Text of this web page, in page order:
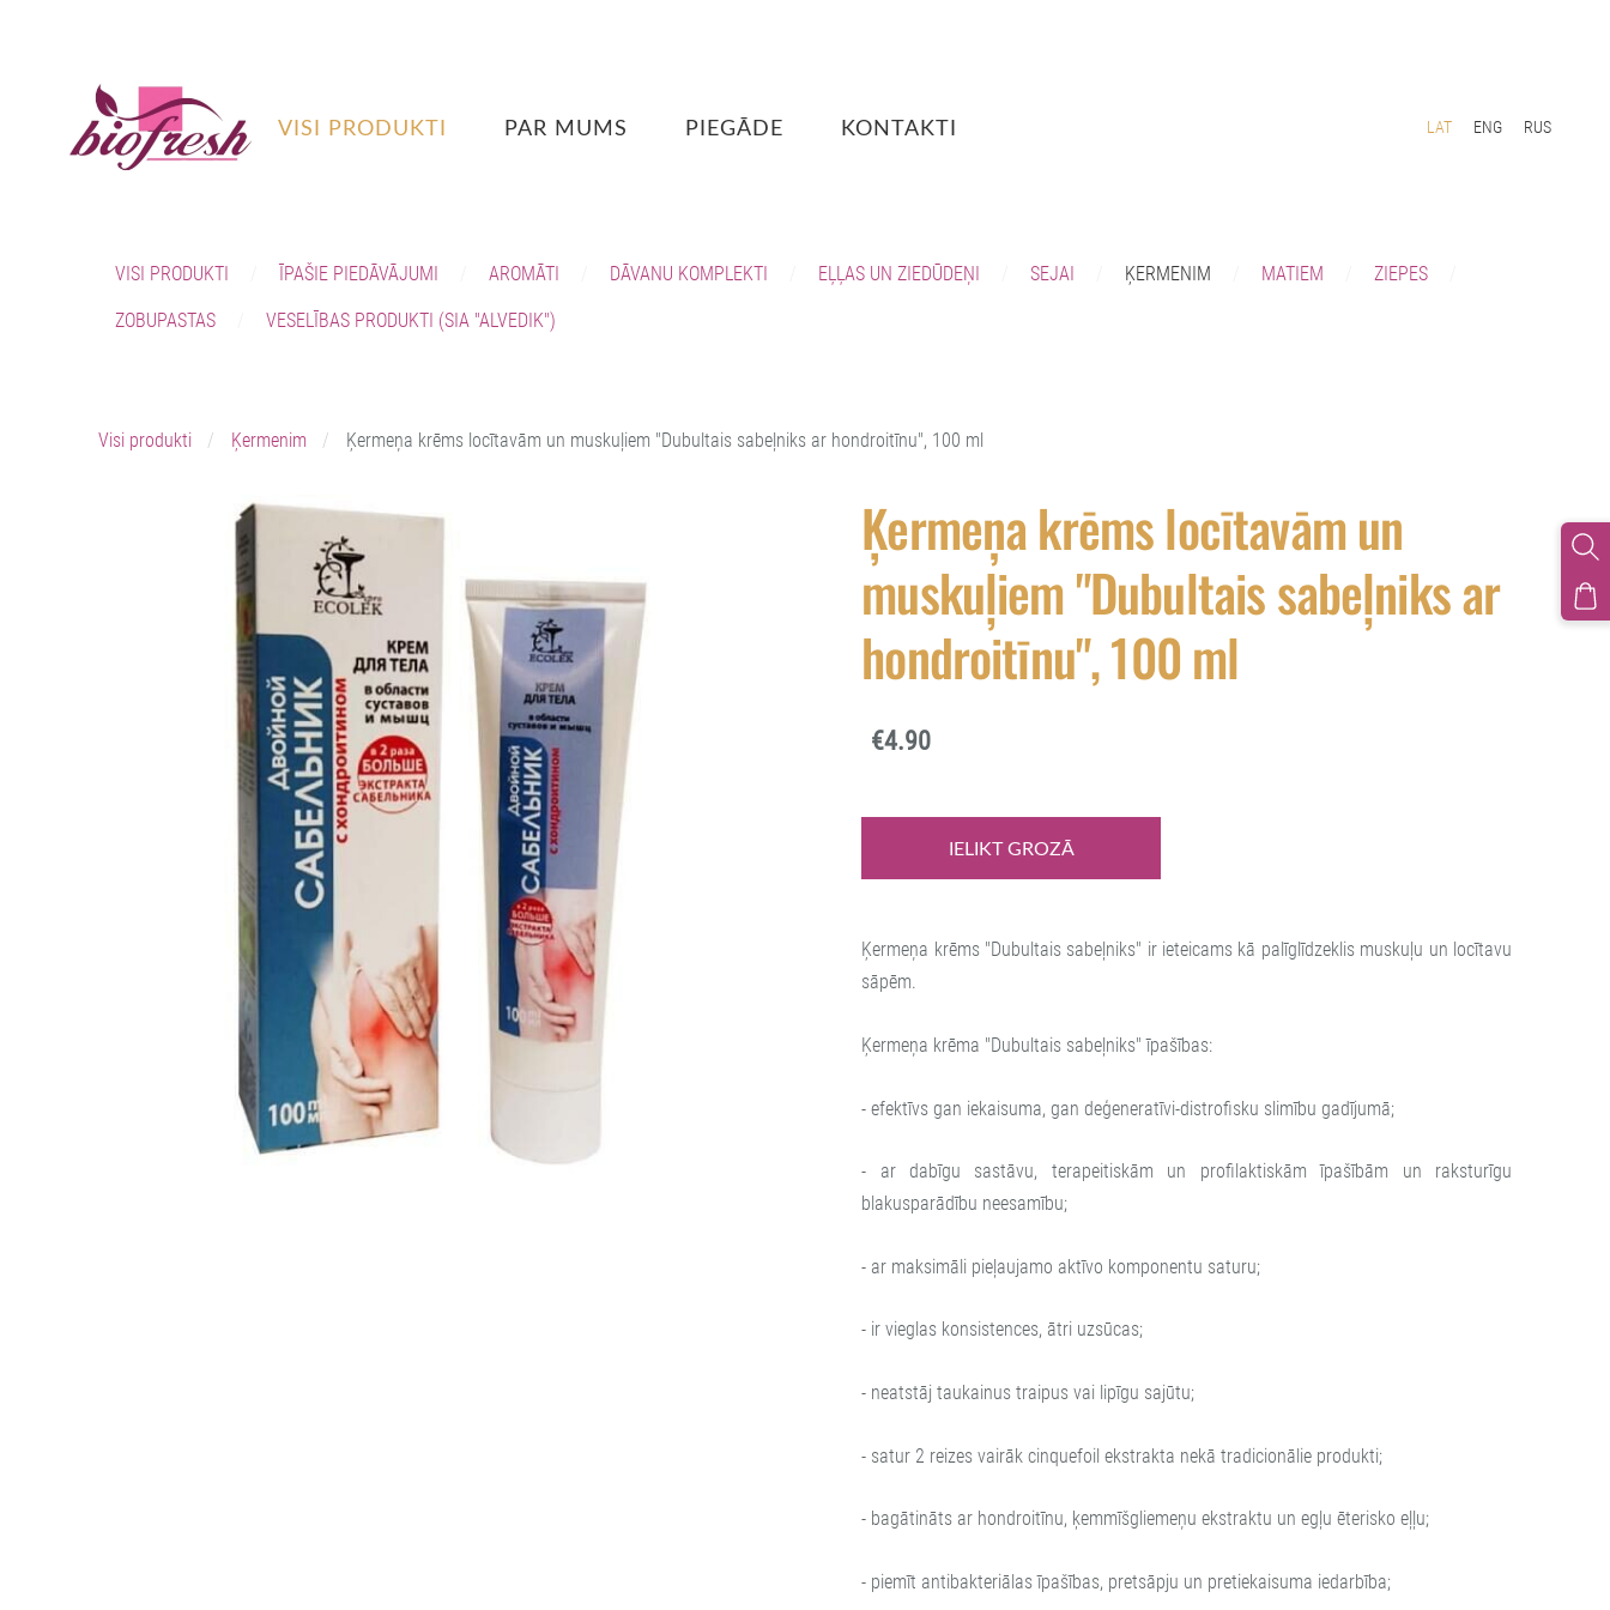
VISI PRODUKTI PAR MUMS PIEGĀDE KONTAKTI LAT ENG RUS
VISI PRODUKTI ĪPAŠIE PIEDĀVĀJUMI AROMĀTI DĀVANU KOMPLEKTI EĻĻAS UN ZIEDŪDEŅI SEJAI ĶERMENIM MATIEM ZIEPES
ZOBUPASTAS VESELĪBAS PRODUKTI (SIA "ALVEDIK")
Visi produkti Ķermenim Ķermeņa krēms locītavām un muskuļiem "Dubultais sabeļniks ar hondroitīnu", 100 ml
Ķermeņa krēms locītavām un
muskuļiem "Dubultais sabeļniks ar
hondroitīnu", 100 ml
€4.90
IELIKT GROZĀ
Ķermeņa krēms "Dubultais sabeļniks" ir ieteicams kā palīglīdzeklis muskuļu un locītavu
sāpēm.
Ķermeņa krēma "Dubultais sabeļniks" īpašības:
- efektīvs gan iekaisuma, gan deģeneratīvi-distrofisku slimību gadījumā;
- ar dabīgu sastāvu, terapeitiskām un profilaktiskām īpašībām un raksturīgu
blakusparādību neesamību;
- ar maksimāli pieļaujamo aktīvo komponentu saturu;
- ir vieglas konsistences, ātri uzsūcas;
- neatstāj taukainus traipus vai lipīgu sajūtu;
- satur 2 reizes vairāk cinquefoil ekstrakta nekā tradicionālie produkti;
- bagātināts ar hondroitīnu, ķemmīšgliemeņu ekstraktu un egļu ēterisko eļļu;
- piemīt antibakteriālas īpašības, pretsāpju un pretiekaisuma iedarbība;